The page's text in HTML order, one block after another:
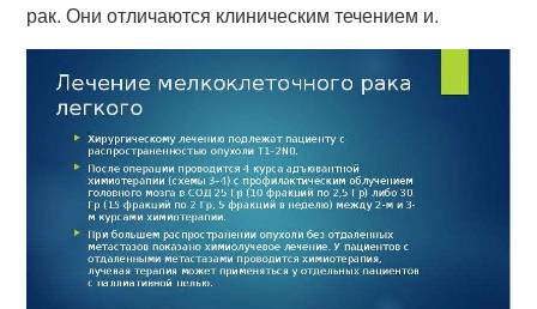
рак. Они отличаются клиническим течением и.